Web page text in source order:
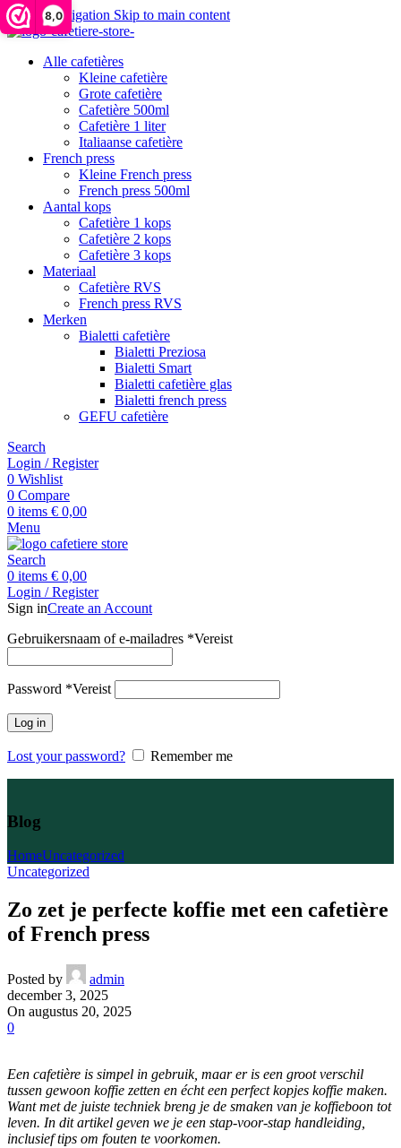
8,0
Skip to navigation Skip to main content
Alle cafetières
Kleine cafetière
Grote cafetière
Cafetière 500ml
Cafetière 1 liter
Italiaanse cafetière
French press
Kleine French press
French press 500ml
Aantal kops
Cafetière 1 kops
Cafetière 2 kops
Cafetière 3 kops
Materiaal
Cafetière RVS
French press RVS
Merken
Bialetti cafetière
Bialetti Preziosa
Bialetti Smart
Bialetti cafetière glas
Bialetti french press
GEFU cafetière
Search
Login / Register
0 Wishlist
0 Compare
0 items € 0,00
Menu
Search
0 items € 0,00
Login / Register
Sign inCreate an Account
Gebruikersnaam of e-mailadres *Vereist
Password *Vereist
Log in
Lost your password? Remember me
Blog
HomeUncategorized
Uncategorized
Zo zet je perfecte koffie met een cafetière
of French press
Posted by
admin
december 3, 2025
On augustus 20, 2025
0
Een cafetière is simpel in gebruik, maar er is een groot verschil
tussen gewoon koffie zetten en écht een perfect kopjes koffie maken.
Want met de juiste techniek breng je de smaken van je koffieboon tot
leven. In dit artikel geven we je een stap-voor-stap handleiding,
inclusief tips om fouten te voorkomen.